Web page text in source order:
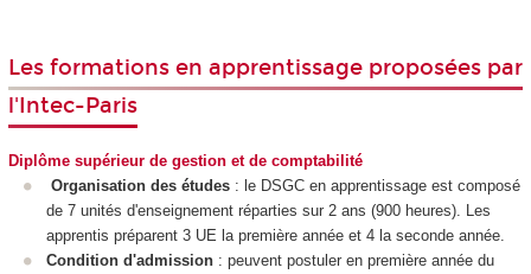
Les formations en apprentissage proposées par
l'Intec-Paris
Diplôme supérieur de gestion et de comptabilité
Organisation des études : le DSGC en apprentissage est composé
de 7 unités d'enseignement réparties sur 2 ans (900 heures). Les
apprentis préparent 3 UE la première année et 4 la seconde année.
Condition d'admission : peuvent postuler en première année du